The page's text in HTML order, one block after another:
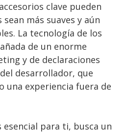
clave pueden
más suaves y aún
La tecnología de los
de un enorme
y de declaraciones
desarrollador, que
una experiencia fuera de
esencial para ti, busca un